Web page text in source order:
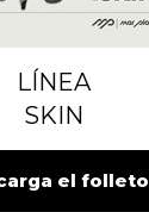
LÍNEA
SKIN
el folleto